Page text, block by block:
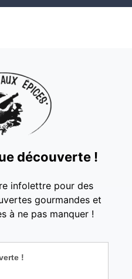
découverte !
infolettre pour des
gourmandes et
à ne pas manquer !
!